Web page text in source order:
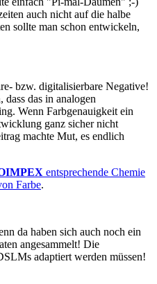
auch nicht auf die halbe
sollte man schon entwickeln,
bzw. digitalisierbare Negative!
das in analogen
Wenn Farbgenauigkeit ein
ganz sicher nicht
machte Mut, es endlich
entsprechende Chemie
Farbe.
da haben sich auch noch ein
angesammelt! Die
adaptiert werden müssen!